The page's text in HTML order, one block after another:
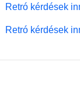
Retró kérdések
Retró kérdések